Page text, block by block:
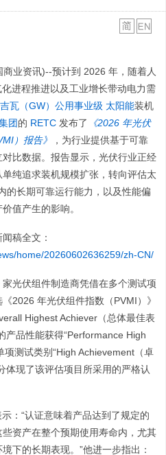
业资讯)--预计到 2026 年，随着人
进程推进以及工业增长带动电力需
吉瓦（GW）公用事业级 太阳能装机
团的 RETC 发布了 《2026 年光伏
）报告》
，为行业提供基于可靠
比数据。报告显示，光伏行业正经
纯追求装机规模扩张，转向评估太
的长期可靠运行能力，以及性能偏
值产生的影响。
稿全文：
home/20260602636259/zh-CN/
光伏组件制造商凭借在多个测试项
2026 年光伏组件指数（PVMI）》
Highest Achiever（总体最佳表
产品性能获得“Performance High
测试类别“High Achievement（卓
体现了该评估项目所采用的严格认
：“认证意味着产品达到了规定的
资产在整个预期使用寿命内，尤其
下的长期表现。”他进一步指出：